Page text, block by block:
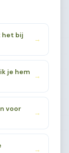
het bij
→
je hem
→
voor
→
→